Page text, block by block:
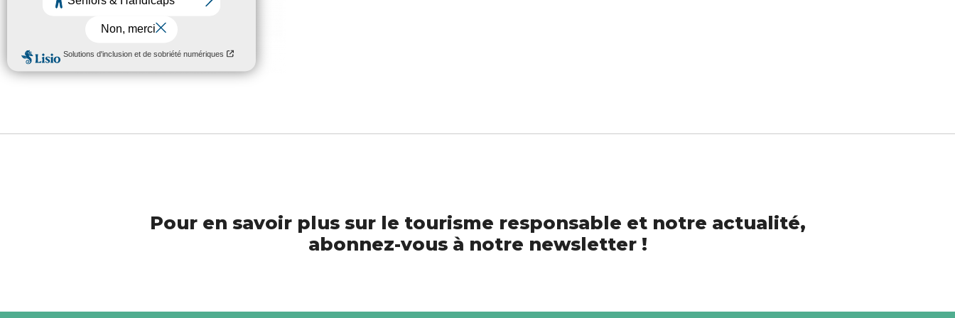
Pour en savoir plus sur le tourisme responsable et notre actualité,
abonnez-vous à notre newsletter !